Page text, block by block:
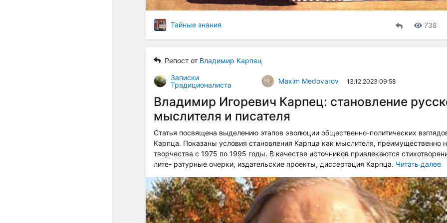
Тайные знания 738
Репост от Владимир Карпец
Записки
Традиционалиста
Maxim Medovarov 13.12.2023 09:58
Владимир Игоревич Карпец: становление
мыслителя и писателя
Статья посвящена выделению этапов эволюции общественно-политических
Карпца. Показаны условия становления Карпца как мыслителя, преимущественно
творчества с 1975 по 1995 годы. В качестве источников привлекаются
лите- ратурные очерки, издательские проекты, диссертация Карпца. Читать далее